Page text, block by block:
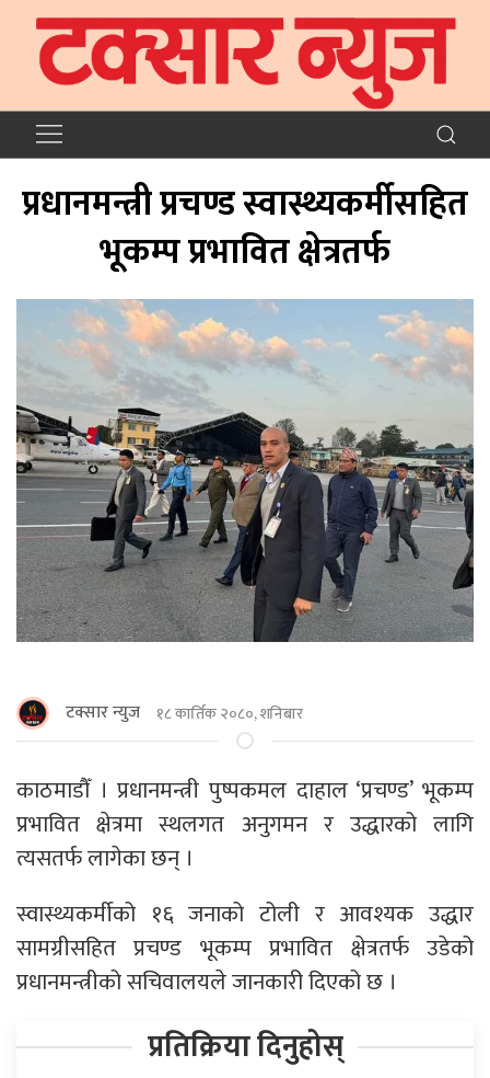
प्रधानमन्त्री प्रचण्ड स्वास्थ्यकर्मीसहित
भूकम्प प्रभावित क्षेत्रतर्फ
टक्सार न्युज १८ कार्तिक २०८०, शनिबार
काठमाडौँ । प्रधानमन्त्री पुष्पकमल दाहाल ‘प्रचण्ड’ भूकम्प
प्रभावित क्षेत्रमा स्थलगत अनुगमन र उद्धारको लागि
त्यसतर्फ लागेका छन् ।
स्वास्थ्यकर्मीको १६ जनाको टोली र आवश्यक उद्धार
सामग्रीसहित प्रचण्ड भूकम्प प्रभावित क्षेत्रतर्फ उडेको
प्रधानमन्त्रीको सचिवालयले जानकारी दिएको छ ।
प्रतिक्रिया दिनुहोस्